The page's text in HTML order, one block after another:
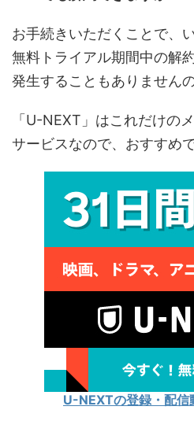
お手続きいただくことで、
無料トライアル期間中の解
発生することもありません
「U-NEXT」はこれだけの
サービスなので、おすすめ
U-NEXTの登録・配信